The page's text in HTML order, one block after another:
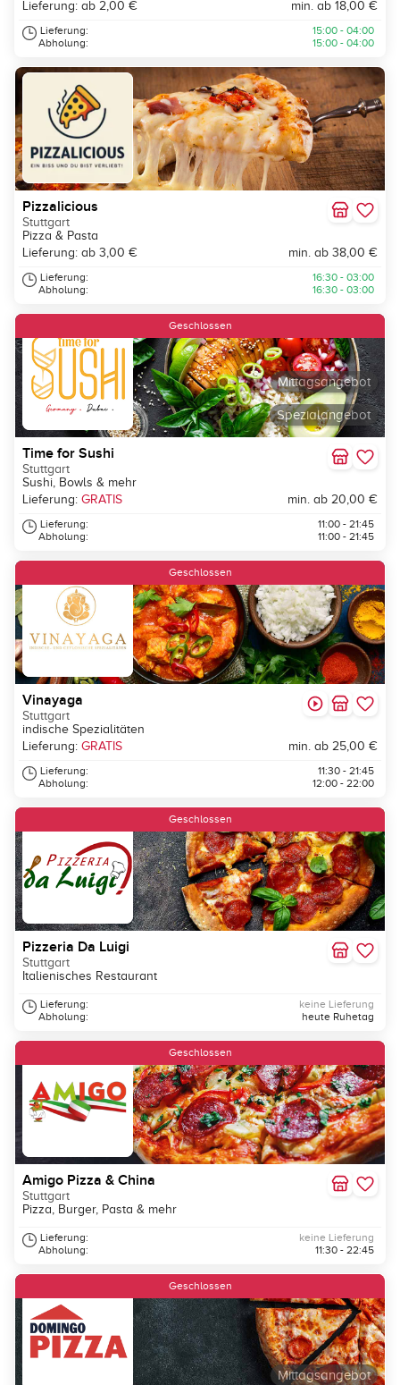
Lieferung: ab 2,00 €
min. ab 18,00 €
Lieferung:
Abholung:
15:00 - 04:00
15:00 - 04:00
Pizzalicious
Stuttgart
Pizza & Pasta
Lieferung: ab 3,00 €
min. ab 38,00 €
Lieferung:
Abholung:
16:30 - 03:00
16:30 - 03:00
Spezialangebot
Mittagsangebot
Geschlossen
Time for Sushi
Stuttgart
Sushi, Bowls & mehr
Lieferung: GRATIS min. ab 20,00 €
Lieferung:
Abholung:
11:00 - 21:45
11:00 - 21:45
Geschlossen
Vinayaga
Stuttgart
indische Spezialitäten
Lieferung: GRATIS min. ab 25,00 €
Lieferung:
Abholung:
11:30 - 21:45
12:00 - 22:00
Geschlossen
Pizzeria Da Luigi
Stuttgart
Italienisches Restaurant
Lieferung:
Abholung:
keine Lieferung
heute Ruhetag
Geschlossen
Amigo Pizza & China
Stuttgart
Pizza, Burger, Pasta & mehr
Lieferung:
Abholung:
keine Lieferung
11:30 - 22:45
Mittagsangebot
Geschlossen